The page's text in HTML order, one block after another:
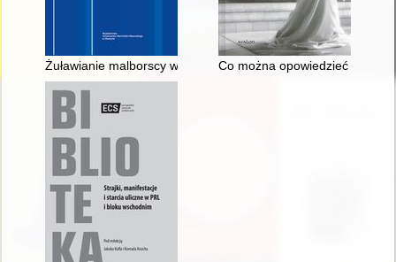
Żuławianie malborscy wobec parafialnego systemu
Co można opowiedzieć